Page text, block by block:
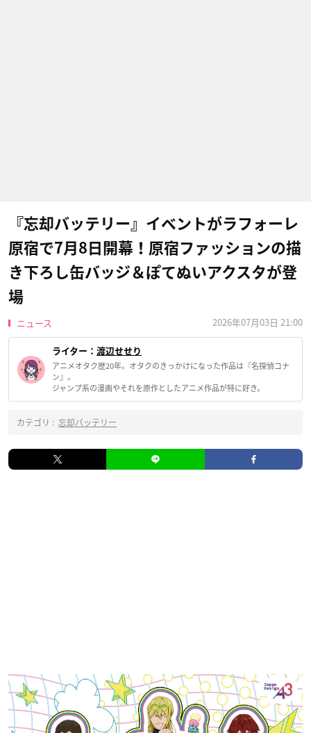
『忘却バッテリー』イベントがラフォーレ
原宿で7月8日開幕！原宿ファッションの描
き下ろし缶バッジ＆ぽてぬいアクスタが登
場
ニュース 2026年07月03日 21:00
ライター： 渡辺せせり
アニメオタク歴20年。オタクのきっかけになった作品は『名探偵コナ
ン』。
ジャンプ系の漫画やそれを原作としたアニメ作品が特に好き。
カテゴリ : 忘却バッテリー